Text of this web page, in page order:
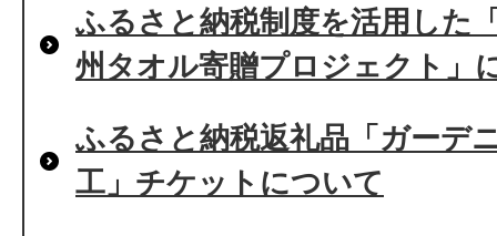
ふるさと納税制度を活用した
州タオル寄贈プロジェクト」
ふるさと納税返礼品「ガーデ
工」チケットについて